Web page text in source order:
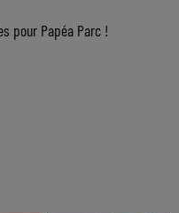
pour Papéa Parc !